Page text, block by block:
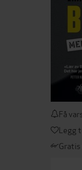
Få
Legg